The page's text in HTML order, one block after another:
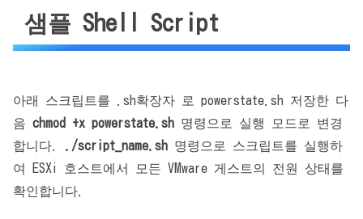
샘플 Shell Script
아래 스크립트를 .sh확장자 로 powerstate.sh 저장한 다
음 chmod +x powerstate.sh 명령으로 실행 모드로 변경
합니다.
./script_name.sh 명령으로 스크립트를 실행하
여 ESXi 호스트에서 모든 VMware 게스트의 전원 상태를
확인합니다.